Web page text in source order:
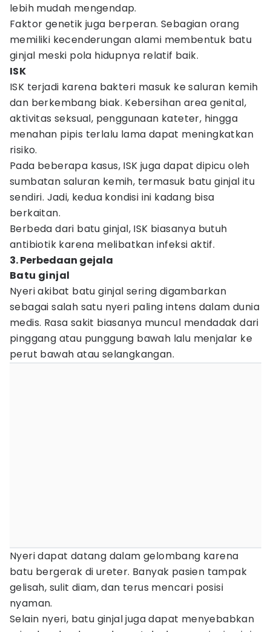
lebih mudah mengendap.
Faktor genetik juga berperan. Sebagian orang
memiliki kecenderungan alami membentuk batu
ginjal meski pola hidupnya relatif baik.
ISK
ISK terjadi karena bakteri masuk ke saluran kemih
dan berkembang biak. Kebersihan area genital,
aktivitas seksual, penggunaan kateter, hingga
menahan pipis terlalu lama dapat meningkatkan
risiko.
Pada beberapa kasus, ISK juga dapat dipicu oleh
sumbatan saluran kemih, termasuk batu ginjal itu
sendiri. Jadi, kedua kondisi ini kadang bisa
berkaitan.
Berbeda dari batu ginjal, ISK biasanya butuh
antibiotik karena melibatkan infeksi aktif.
3. Perbedaan gejala
Batu ginjal
Nyeri akibat batu ginjal sering digambarkan
sebagai salah satu nyeri paling intens dalam dunia
medis. Rasa sakit biasanya muncul mendadak dari
pinggang atau punggung bawah lalu menjalar ke
perut bawah atau selangkangan.
Nyeri dapat datang dalam gelombang karena
batu bergerak di ureter. Banyak pasien tampak
gelisah, sulit diam, dan terus mencari posisi
nyaman.
Selain nyeri, batu ginjal juga dapat menyebabkan